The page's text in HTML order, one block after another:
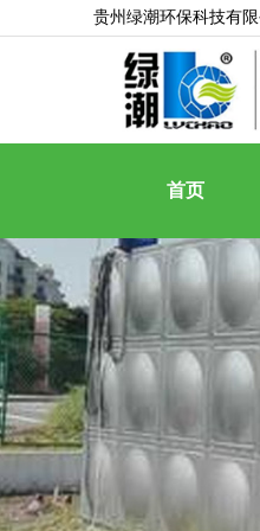
贵州绿潮环保科技有
首页